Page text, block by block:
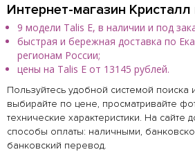
Интернет-магазин Кристалл
9 модели Talis E, в наличии и под
быстрая и бережная доставка по
регионам России;
цены на Talis E от 13145 рублей.
Пользуйтесь удобной системой поиска
выбирайте по цене, просматривайте
технические характеристики. На сайте
способы оплаты: наличными,
банковский перевод.